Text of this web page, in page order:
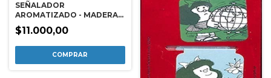
SEÑALADOR
AROMATIZADO - MADERA /
VARIOS MOTIVOS
$11.000,00